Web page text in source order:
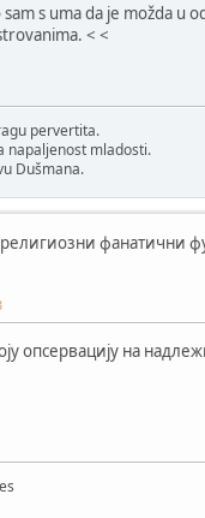
s uma da je možda u
< <
pervertita.
napaljenost mladosti.
Dušmana.
фанатични
опсервацију на